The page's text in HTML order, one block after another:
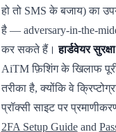
हो तो SMS के बजाय) का
है — adversary-in-the-
कर सकते हैं।हार्डवेयर
AiTM फ़िशिंग के खिलाफ पूरी
तरीका है, क्योंकि वे
प्रॉक्सी साइट पर
2FA Setup Guideand